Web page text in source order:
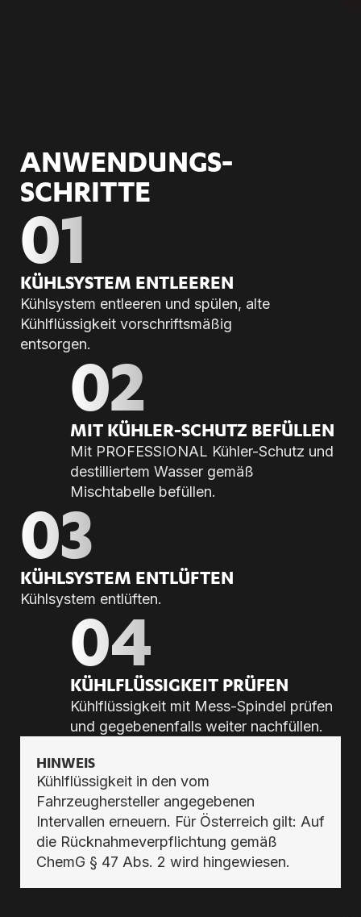
ANWENDUNGS­
SCHRITTE
01
KÜHL­SYS­TEM ENT­LEE­REN
Kühlsystem entleeren und spülen, alte
Kühlflüssigkeit vorschriftsmäßig
entsorgen.
02
MIT KÜH­LER-SCHUTZ BE­FÜL­LEN
Mit PROFESSIONAL Kühler-Schutz und
destilliertem Wasser gemäß
Mischtabelle befüllen.
03
KÜHL­SYS­TEM ENT­LÜF­TEN
Kühlsystem entlüften.
04
KÜHL­FLÜS­SIG­KEIT PRÜ­FEN
Kühlflüssigkeit mit Mess-Spindel prüfen
und gegebenenfalls weiter nachfüllen.
HINWEIS
Kühlflüssigkeit in den vom
Fahrzeughersteller angegebenen
Intervallen erneuern. Für Österreich gilt: Auf
die Rücknahmeverpflichtung gemäß
ChemG § 47 Abs. 2 wird hingewiesen.